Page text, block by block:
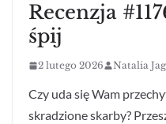
Recenzja
śpij
2 lutego 2026 Natalia
Czy uda się Wam
skradzione skarby?